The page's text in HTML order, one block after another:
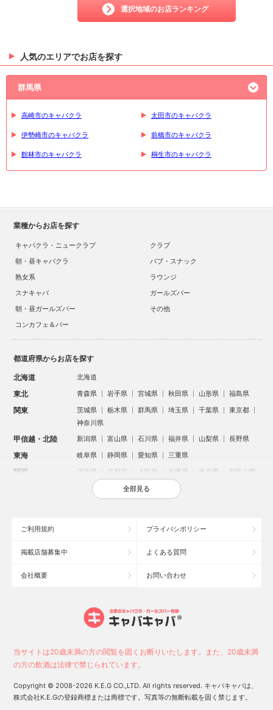
選択地域のお店ランキング
人気のエリアでお店を探す
群馬県
高崎市のキャバクラ 太田市のキャバクラ
伊勢崎市のキャバクラ 前橋市のキャバクラ
館林市のキャバクラ 桐生市のキャバクラ
業種からお店を探す
キャバクラ・ニュークラブ
クラブ
朝・昼キャバクラ
パブ・スナック
熟女系
ラウンジ
スナキャバ
ガールズバー
朝・昼ガールズバー
その他
コンカフェ＆バー
都道府県からお店を探す
北海道 北海道
東北 青森県 岩手県 宮城県 秋田県 山形県 福島県
関東 茨城県 栃木県 群馬県 埼玉県 千葉県
東京都
神奈川県
甲信越・北陸 新潟県 富山県 石川県 福井県 山梨県 長野県
東海 岐阜県 静岡県 愛知県 三重県
関西 滋賀県 京都府 大阪府 兵庫県 奈良県 和歌山県
鳥取県 島根県 岡山県 広島県
沖縄県
大宮のキャバクラ
新潟市のキャバクラ
池袋駅（西口）のキャバクラ
中洲のキャバクラ
宇都宮市のキャバクラ
全部見る
ご利用規約 プライバシポリシー
掲載店舗募集中 よくある質問
会社概要 お問い合わせ
当サイトは20歳未満の方の閲覧を固くお断りいたします。また、20歳未満
の方の飲酒は法律で禁じられています。
Copyright © 2008-2026 K.E.G CO.,LTD. All rights reserved. キャバキャバは、
株式会社K.E.Gの登録商標または商標です。写真等の無断転載を固く禁じます。